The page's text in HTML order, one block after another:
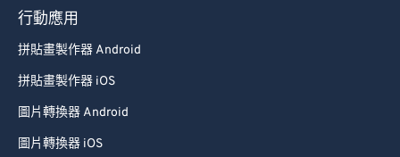
行動應用
拼貼畫製作器 Android
拼貼畫製作器 iOS
圖片轉換器 Android
圖片轉換器 iOS